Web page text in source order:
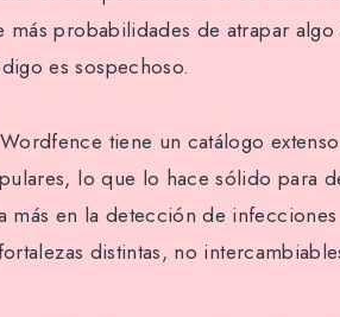
más probabilidades de atrapar
es sospechoso.
tiene un catálogo
lo que lo hace sólido para
en la detección de
distintas, no